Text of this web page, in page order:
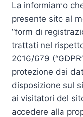
La informiamo
presente sito al
“form di
trattati nel
2016/679
protezione dei
disposizione sul
ai visitatori del
accedere alla